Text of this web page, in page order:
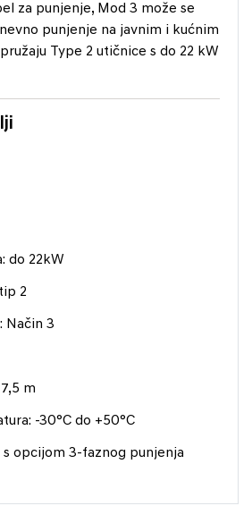
za punjenje, Mod 3 može se
punjenje na javnim i kućnim
Type 2 utičnice s do 22 kW
do 22kW
2
Način 3
m
-30°C do +50°C
s opcijom 3-faznog punjenja